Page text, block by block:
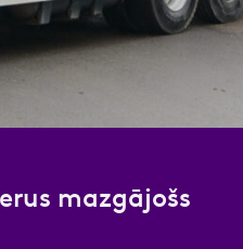
mazgājošs